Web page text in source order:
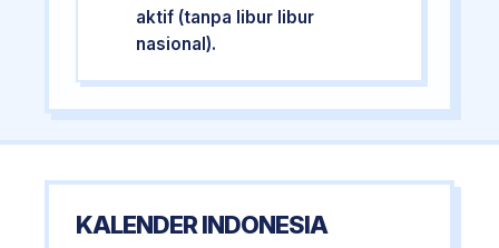
aktif (tanpa libur libur
nasional).
KALENDER INDONESIA